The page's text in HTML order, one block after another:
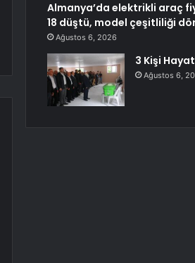
Almanya’da elektrikli araç
18 düştü, model çeşitliliği
Ağustos 6, 2026
3 Kişi
Ağustos 6,